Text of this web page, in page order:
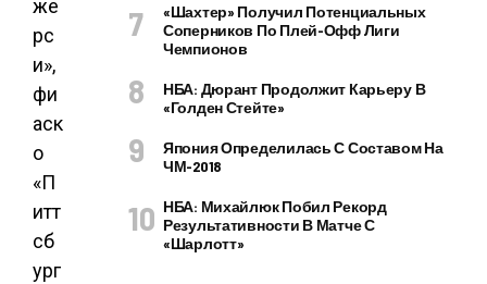
«Шахтер» Получил Потенциальных
Соперников По Плей-Офф Лиги
Чемпионов
НБА: Дюрант Продолжит Карьеру В
«Голден Стейте»
Япония Определилась С Составом На
ЧМ-2018
НБА: Михайлюк Побил Рекорд
Результативности В Матче С
«Шарлотт»